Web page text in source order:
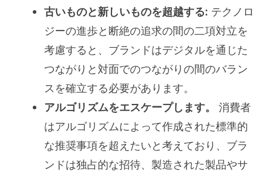
古いものと新しいものを超越する: テクノロ
ジーの進歩と断絶の追求の間の二項対立を
考慮すると、ブランドはデジタルを通じた
つながりと対面でのつながりの間のバラン
スを確立する必要があります。
アルゴリズムをエスケープします。
消費者
はアルゴリズムによって作成された標準的
な推奨事項を超えたいと考えており、ブラ
ンドは独占的な招待、製造された製品やサ